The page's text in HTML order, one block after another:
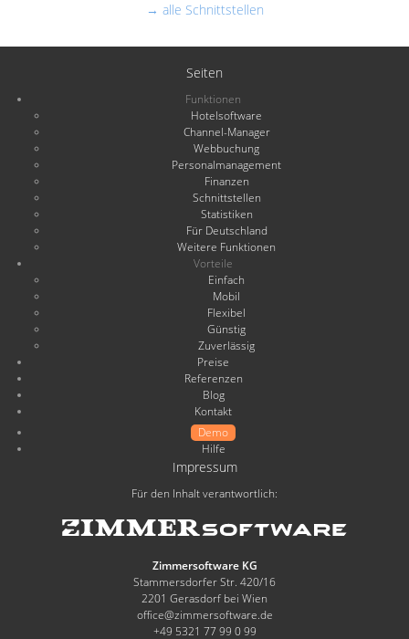
→ alle Schnittstellen
Seiten
Funktionen
Hotelsoftware
Channel-Manager
Webbuchung
Personalmanagement
Finanzen
Schnittstellen
Statistiken
Für Deutschland
Weitere Funktionen
Vorteile
Einfach
Mobil
Flexibel
Günstig
Zuverlässig
Preise
Referenzen
Blog
Kontakt
Demo
Hilfe
Impressum
Für den Inhalt verantwortlich:
Zimmersoftware KG
Stammersdorfer Str. 420/16
2201 Gerasdorf bei Wien
office@zimmersoftware.de
+49 5321 77 99 0 99